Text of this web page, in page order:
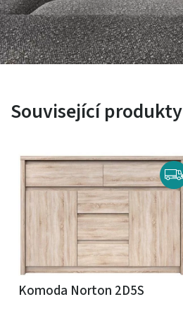
Související produkty
Komoda Norton 2D5S